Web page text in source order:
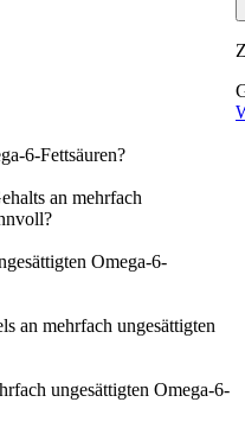
6-Fettsäuren?
an mehrfach
Omega-6-
an mehrfach ungesättigten
ungesättigten Omega-6-